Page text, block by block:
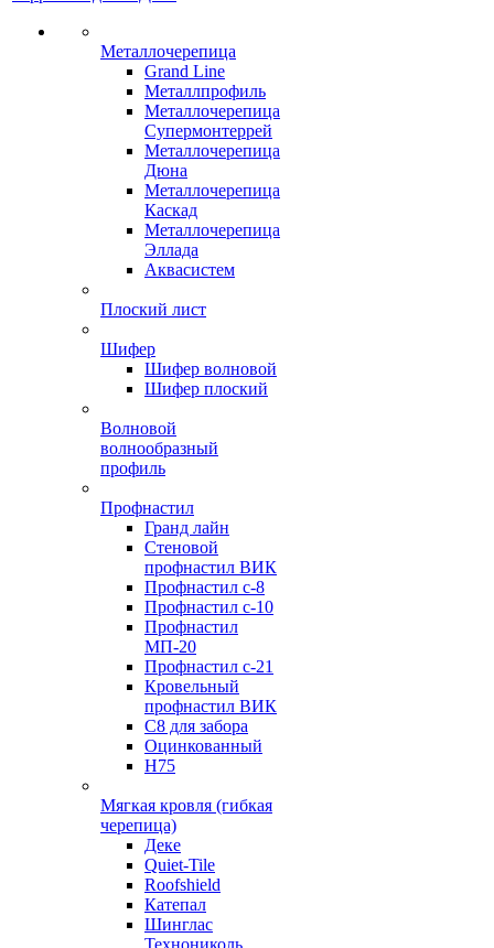
Металлочерепица
Grand Line
Металлпрофиль
Металлочерепица
Супермонтеррей
Металлочерепица
Дюна
Металлочерепица
Каскад
Металлочерепица
Эллада
Аквасистем
Плоский лист
Шифер
Шифер волновой
Шифер плоский
Волновой
волнообразный
профиль
Профнастил
Гранд лайн
Стеновой
профнастил ВИК
Профнастил с-8
Профнастил с-10
Профнастил
МП-20
Профнастил с-21
Кровельный
профнастил ВИК
С8 для забора
Оцинкованный
Н75
Мягкая кровля (гибкая
черепица)
Деке
Quiet-Tile
Roofshield
Катепал
Шинглас
Технониколь